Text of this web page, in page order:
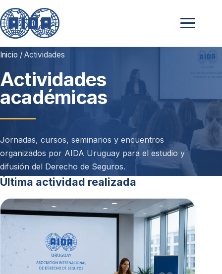
Inicio / Actividades
Actividades
académicas
Jornadas, cursos, seminarios y encuentros
organizados por AIDA Uruguay para el estudio y
difusión del Derecho de Seguros.
Última actividad realizada